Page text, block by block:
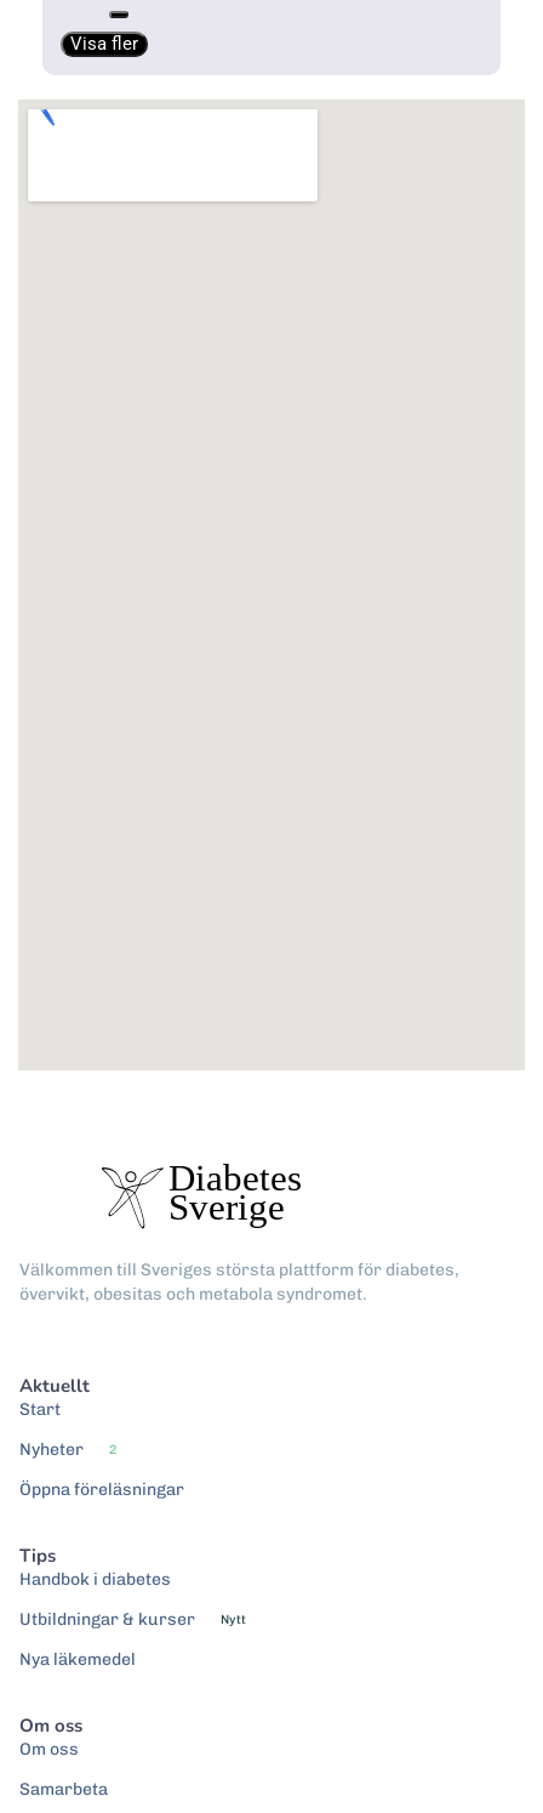
Visa fler
Välkommen till Sveriges största plattform för diabetes,
övervikt, obesitas och metabola syndromet.
Aktuellt
Start
Nyheter
2
Öppna föreläsningar
Tips
Handbok i diabetes
Utbildningar & kurser
Nytt
Nya läkemedel
Om oss
Om oss
Samarbeta